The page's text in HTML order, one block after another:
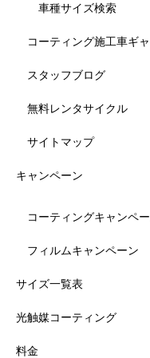
車種サイズ検索
コーティング施工車ギ
スタッフブログ
無料レンタサイクル
サイトマップ
キャンペーン
コーティングキャンペ
フィルムキャンペーン
サイズ一覧表
光触媒コーティング
料金